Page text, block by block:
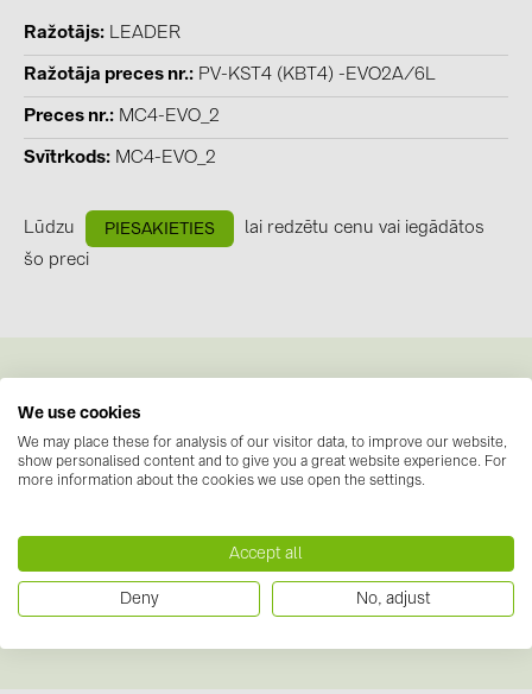
RAŽOTĀJI
ABB (21)
AIKO Solar (2)
BAKS (51)
BUDMAT (6)
EVOPIPES (7)
GoodWe (40)
HUAWEI (53)
JAsolar (6)
LEADER (6)
LONGi Solar (5)
Ražotājs LEADER
Ražotāja preces nr. PV-KST4 (KBT4) -EVO2A/6L
Preces nr. MC4-EVO_2
Svītrkods MC4-EVO_2
Lūdzu PIESAKIETIES
lai redzētu cenu vai iegādātos
šo preci
Datu lapas(1)
DS_SOL-MC4-Evo-2-11014101-en.pdf
Nav pieejamu dokumentu
Sertifikāti
We use cookies
We may place these for analysis of our visitor data, to improve our website,
show personalised content and to give you a great website experience. For
more information about the cookies we use open the settings.
Accept all
Deny No, adjust